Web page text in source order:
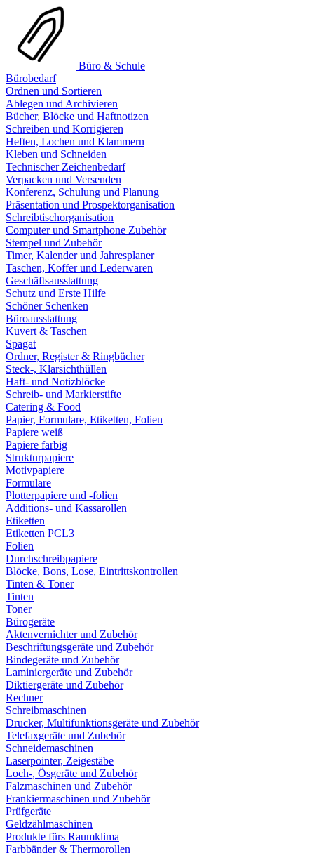
Büro & Schule
Bürobedarf
Ordnen und Sortieren
Ablegen und Archivieren
Bücher, Blöcke und Haftnotizen
Schreiben und Korrigieren
Heften, Lochen und Klammern
Kleben und Schneiden
Technischer Zeichenbedarf
Verpacken und Versenden
Konferenz, Schulung und Planung
Präsentation und Prospektorganisation
Schreibtischorganisation
Computer und Smartphone Zubehör
Stempel und Zubehör
Timer, Kalender und Jahresplaner
Taschen, Koffer und Lederwaren
Geschäftsausstattung
Schutz und Erste Hilfe
Schöner Schenken
Büroausstattung
Kuvert & Taschen
Spagat
Ordner, Register & Ringbücher
Steck-, Klarsichthüllen
Haft- und Notizblöcke
Schreib- und Markierstifte
Catering & Food
Papier, Formulare, Etiketten, Folien
Papiere weiß
Papiere farbig
Strukturpapiere
Motivpapiere
Formulare
Plotterpapiere und -folien
Additions- und Kassarollen
Etiketten
Etiketten PCL3
Folien
Durchschreibpapiere
Blöcke, Bons, Lose, Eintrittskontrollen
Tinten & Toner
Tinten
Toner
Bürogeräte
Aktenvernichter und Zubehör
Beschriftungsgeräte und Zubehör
Bindegeräte und Zubehör
Laminiergeräte und Zubehör
Diktiergeräte und Zubehör
Rechner
Schreibmaschinen
Drucker, Multifunktionsgeräte und Zubehör
Telefaxgeräte und Zubehör
Schneidemaschinen
Laserpointer, Zeigestäbe
Loch-, Ösgeräte und Zubehör
Falzmaschinen und Zubehör
Frankiermaschinen und Zubehör
Prüfgeräte
Geldzählmaschinen
Produkte fürs Raumklima
Farbbänder & Thermorollen